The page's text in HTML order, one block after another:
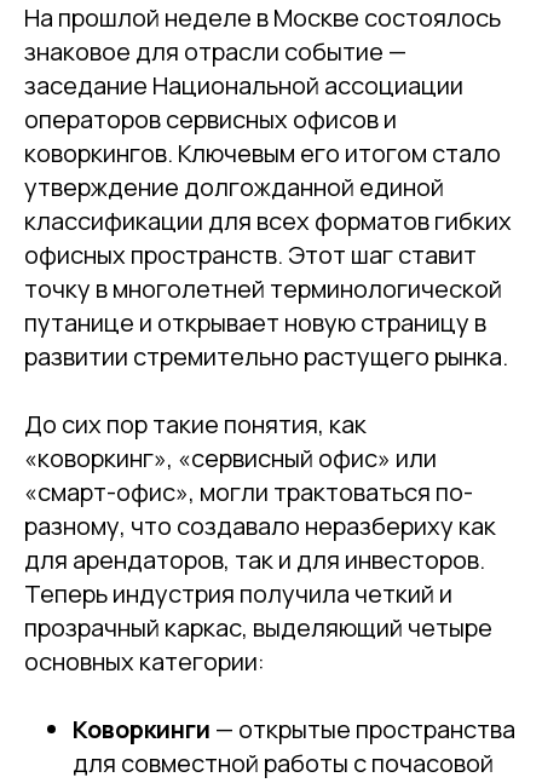
На прошлой неделе в Москве состоялось
знаковое для отрасли событие —
заседание Национальной ассоциации
операторов сервисных офисов и
коворкингов. Ключевым его итогом стало
утверждение долгожданной единой
классификации для всех форматов гибких
офисных пространств. Этот шаг ставит
точку в многолетней терминологической
путанице и открывает новую страницу в
развитии стремительно растущего рынка.
До сих пор такие понятия, как
«коворкинг», «сервисный офис» или
«смарт-офис», могли трактоваться по-
разному, что создавало неразбериху как
для арендаторов, так и для инвесторов.
Теперь индустрия получила четкий и
прозрачный каркас, выделяющий четыре
основных категории:
Коворкинги — открытые пространства
для совместной работы с почасовой